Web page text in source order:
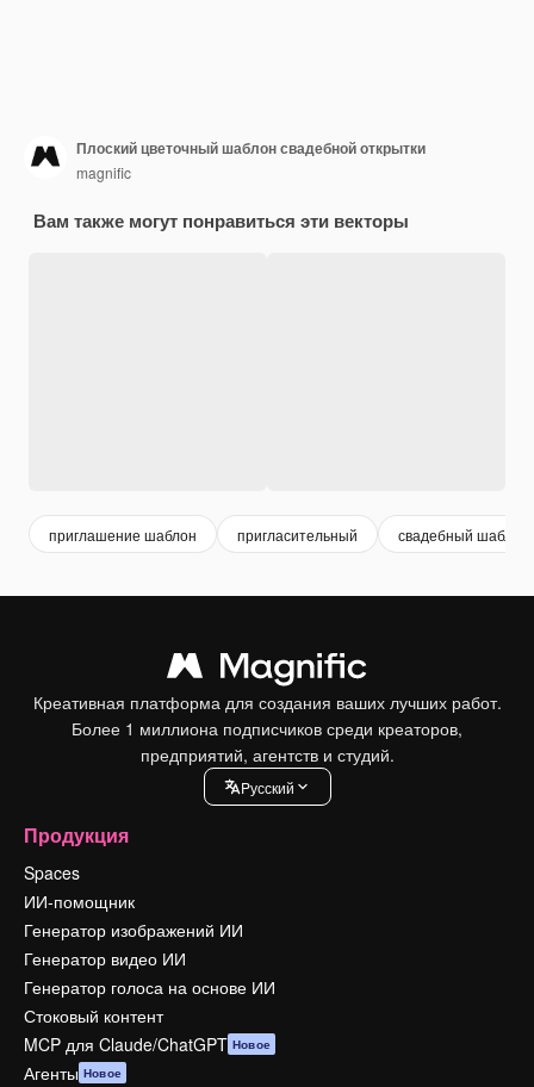
Плоский цветочный шаблон свадебной открытки
magnific
Вам также могут понравиться эти векторы
приглашение шаблон пригласительный свадебный шаблон
Креативная платформа для создания ваших лучших работ.
Более 1 миллиона подписчиков среди креаторов,
предприятий, агентств и студий.
Pусский
Продукция
Spaces
ИИ-помощник
Генератор изображений ИИ
Генератор видео ИИ
Генератор голоса на основе ИИ
Стоковый контент
MCP для Claude/ChatGPT Новое
Агенты Новое